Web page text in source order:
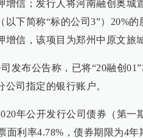
信；发行人将河南融创奥城
下简称“标的公司3”）20%的
信，该项目为郑州中原文旅
发布公告称，已将“20融创
司指定的银行账户。
年公开发行公司债券（第一
面利率4.78%，债券期限为4年